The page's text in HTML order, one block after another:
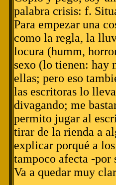
palabra crisis: f.
Para empezar una
como la regla, la
locura (humm,
sexo (lo tienen: hay
ellas; pero eso
las escritoras lo
divagando; me
permito jugar al
tirar de la rienda a
explicar porqué a
tampoco afecta -por
Va a quedar muy